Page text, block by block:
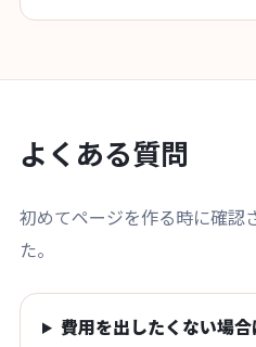
よくある質問
初めてページを作る時に確認
た。
費用を出したくない場